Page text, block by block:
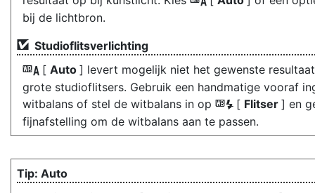
bij de lichtbron.
Studioflitsverlichting
4 [ Auto ] levert mogelijk niet het gewenste
grote studioflitsers. Gebruik een handmatige vooraf
witbalans of stel de witbalans in op 5 [ Flitser ] en
fijnafstelling om de witbalans aan te passen.
Auto